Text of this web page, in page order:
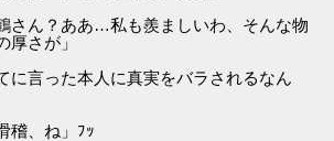
さん？ああ…私も羨ましいわ、そんな物
厚さが」
に言った本人に真実をバラされるなん
、ね」ﾌｯ